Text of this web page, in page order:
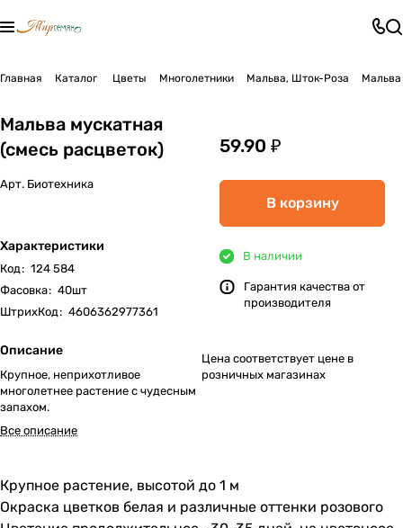
Главная Каталог Цветы Многолетники Мальва, Шток-Роза Мальва
Мальва мускатная
(смесь расцветок)
Арт. Биотехника
Характеристики
Код: 124 584
Фасовка: 40шт
ШтрихКод: 4606362977361
Описание
Крупное, неприхотливое
многолетнее растение с чудесным
запахом.
Все описание
59.90 ₽
В корзину
В наличии
Гарантия качества от
производителя
Цена соответствует цене в
розничных магазинах
Крупное растение, высотой до 1 м
Окраска цветков белая и различные оттенки розового